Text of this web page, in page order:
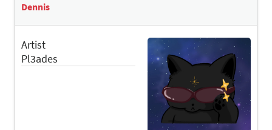
Dennis
Artist
Pl3ades